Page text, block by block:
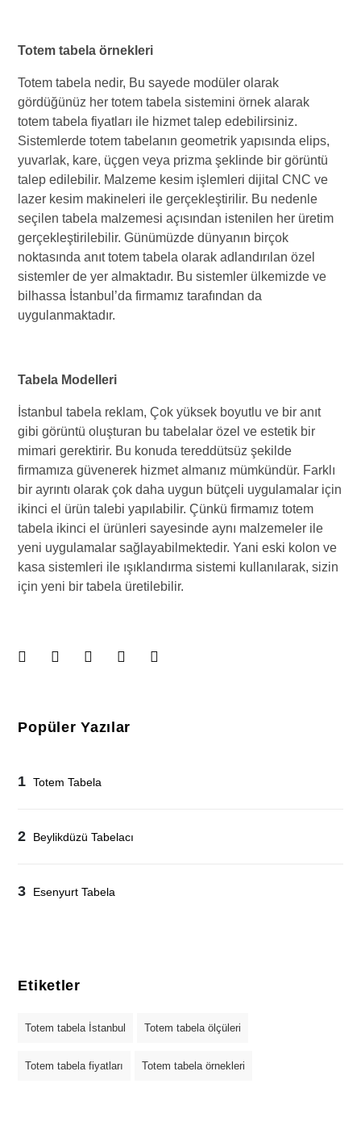
Totem tabela örnekleri
Totem tabela nedir, Bu sayede modüler olarak
gördüğünüz her totem tabela sistemini örnek alarak
totem tabela fiyatları ile hizmet talep edebilirsiniz.
Sistemlerde totem tabelanın geometrik yapısında elips,
yuvarlak, kare, üçgen veya prizma şeklinde bir görüntü
talep edilebilir. Malzeme kesim işlemleri dijital CNC ve
lazer kesim makineleri ile gerçekleştirilir. Bu nedenle
seçilen tabela malzemesi açısından istenilen her üretim
gerçekleştirilebilir. Günümüzde dünyanın birçok
noktasında anıt totem tabela olarak adlandırılan özel
sistemler de yer almaktadır. Bu sistemler ülkemizde ve
bilhassa İstanbul’da firmamız tarafından da
uygulanmaktadır.
Tabela Modelleri
İstanbul tabela reklam, Çok yüksek boyutlu ve bir anıt
gibi görüntü oluşturan bu tabelalar özel ve estetik bir
mimari gerektirir. Bu konuda tereddütsüz şekilde
firmamıza güvenerek hizmet almanız mümkündür. Farklı
bir ayrıntı olarak çok daha uygun bütçeli uygulamalar için
ikinci el ürün talebi yapılabilir. Çünkü firmamız totem
tabela ikinci el ürünleri sayesinde aynı malzemeler ile
yeni uygulamalar sağlayabilmektedir. Yani eski kolon ve
kasa sistemleri ile ışıklandırma sistemi kullanılarak, sizin
için yeni bir tabela üretilebilir.
Popüler Yazılar
1 Totem Tabela
2 Beylikdüzü Tabelacı
3 Esenyurt Tabela
Etiketler
Totem tabela İstanbul Totem tabela ölçüleri
Totem tabela fiyatları Totem tabela örnekleri